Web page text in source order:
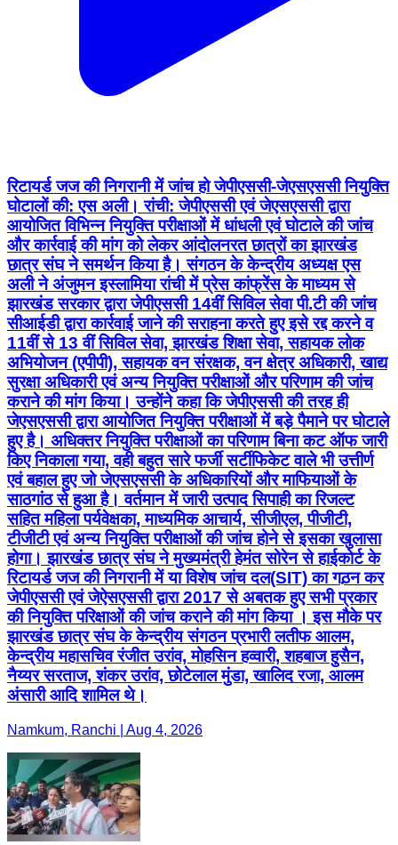
रिटायर्ड जज की निगरानी में जांच हो जेपीएससी-जेएसएससी नियुक्ति
घोटालों की: एस अली। रांची: जेपीएससी एवं जेएसएससी द्वारा
आयोजित विभिन्न नियुक्ति परीक्षाओं में धांधली एवं घोटाले की जांच
और कार्रवाई की मांग को लेकर आंदोलनरत छात्रों का झारखंड
छात्र संघ ने समर्थन किया है। संगठन के केन्द्रीय अध्यक्ष एस
अली ने अंजुमन इस्लामिया रांची में प्रेस कांफ्रेंस के माध्यम से
झारखंड सरकार द्वारा जेपीएससी 14वीं सिविल सेवा पी.टी की जांच
सीआईडी द्वारा कार्रवाई जाने की सराहना करते हुए इसे रद्द करने व
11वीं से 13 वीं सिविल सेवा, झारखंड शिक्षा सेवा, सहायक लोक
अभियोजन (एपीपी), सहायक वन संरक्षक, वन क्षेत्र अधिकारी, खाद्य
सुरक्षा अधिकारी एवं अन्य नियुक्ति परीक्षाओं और परिणाम की जांच
कराने की मांग किया। उन्होंने कहा कि जेपीएससी की तरह ही
जेएसएससी द्वारा आयोजित नियुक्ति परीक्षाओं में बड़े पैमाने पर घोटाले
हुए है। अधिक्तर नियुक्ति परीक्षाओं का परिणाम बिना कट ऑफ जारी
किए निकाला गया, वही बहुत सारे फर्जी सर्टीफिकेट वाले भी उत्तीर्ण
एवं बहाल हुए जो जेएसएससी के अधिकारियों और माफियाओं के
साठगांठ से हुआ है। वर्तमान में जारी उत्पाद सिपाही का रिजल्ट
सहित महिला पर्यवेक्षका, माध्यमिक आचार्य, सीजीएल, पीजीटी,
टीजीटी एवं अन्य नियुक्ति परीक्षाओं की जांच होने से इसका खुलासा
होगा। झारखंड छात्र संघ ने मुख्यमंत्री हेमंत सोरेन से हाईकोर्ट के
रिटायर्ड जज की निगरानी में या विशेष जांच दल(SIT) का गठ़न कर
जेपीएससी एवं जेऐसएससी द्वारा 2017 से अबतक हुए सभी प्रकार
की नियुक्ति परिक्षाओं की जांच कराने की मांग किया । इस मौके पर
झारखंड छात्र संघ के केन्द्रीय संगठन प्रभारी लतीफ आलम,
केन्द्रीय महासचिव रंजीत उरांव, मोहसिन हव्वारी, शहबाज हुसैन,
नैय्यर सरताज, शंकर उरांव, छोटेलाल मुंडा, खालिद रजा, आलम
अंसारी आदि शामिल थे।
Namkum, Ranchi | Aug 4, 2026